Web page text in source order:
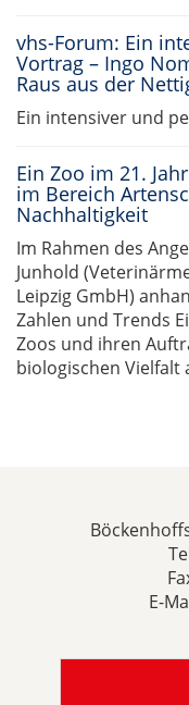
vhs-Forum: Ein
Vortrag – Ingo
Raus aus der
Ein intensiver und
Ein Zoo im 21.
im Bereich
Nachhaltigkeit
Im Rahmen des
Junhold
Leipzig GmbH)
Zahlen und Trends
Zoos und ihren
biologischen Vielfalt
E-